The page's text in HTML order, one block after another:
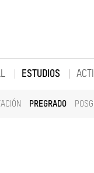
ESTUDIOS
PREGRADO